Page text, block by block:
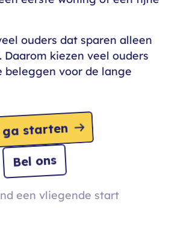
ouders dat sparen alleen
kiezen veel ouders
beleggen voor de lange
starten
Bel ons
een vliegende start